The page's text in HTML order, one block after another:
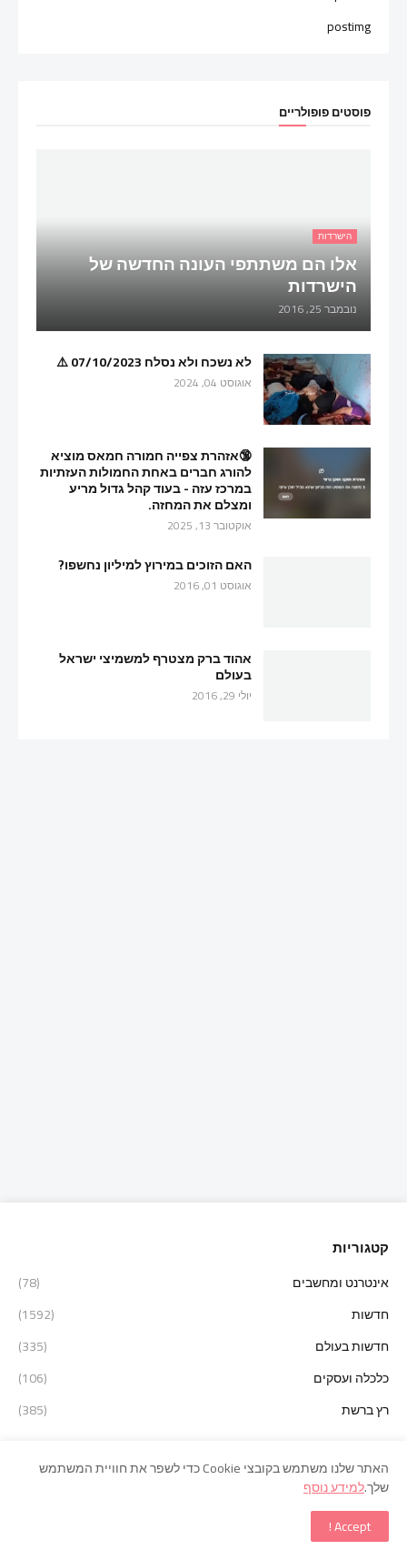
postimg
פוסטים פופולריים
הישרדות
אלו הם משתתפי העונה החדשה של
הישרדות
נובמבר 25, 2016
לא נשכח ולא נסלח 07/10/2023 ⚠️
אוגוסט 04, 2024
🔞אזהרת צפייה חמורה חמאס מוציא
להורג חברים באחת החמולות העזתיות
במרכז עזה - בעוד קהל גדול מריע
ומצלם את המחזה.
אוקטובר 13, 2025
האם הזוכים במירוץ למיליון נחשפו?
אוגוסט 01, 2016
אהוד ברק מצטרף למשמיצי ישראל
בעולם
יולי 29, 2016
קטגוריות
אינטרנט ומחשבים
(78)
חדשות
(1592)
חדשות בעולם
(335)
כלכלה ועסקים
(106)
רץ ברשת
(385)
LATEST POSTS
האתר שלנו משתמש בקובצי Cookie כדי לשפר את חוויית המשתמש
שלך.למידע נוסף
Accept !